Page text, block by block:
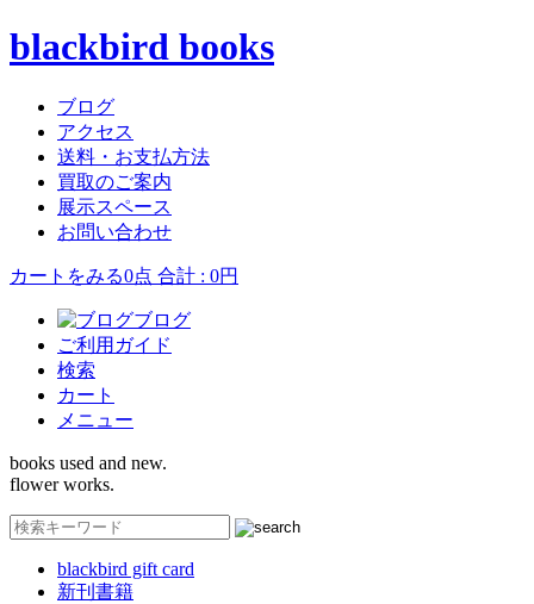
blackbird books
ブログ
アクセス
送料・お支払方法
買取のご案内
展示スペース
お問い合わせ
カートをみる0点 合計 : 0円
ブログ
ご利用ガイド
検索
カート
メニュー
books used and new.
flower works.
blackbird gift card
新刊書籍